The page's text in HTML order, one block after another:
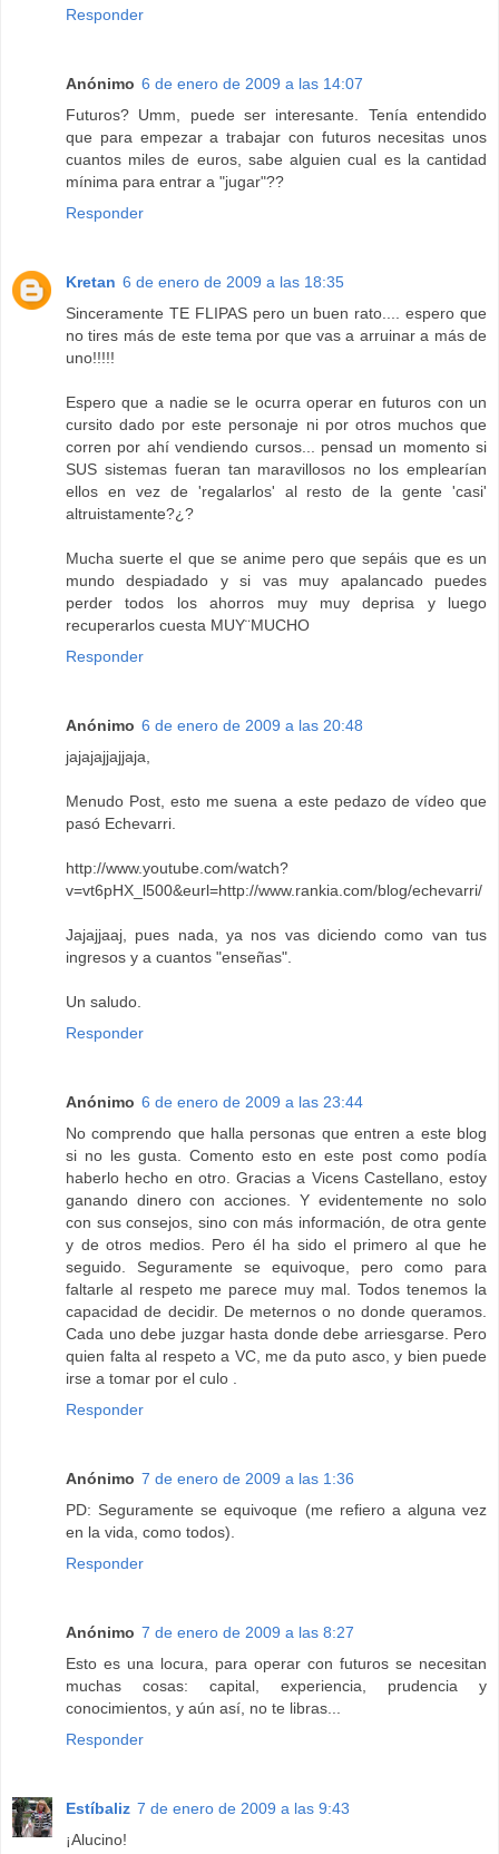
Responder
Anónimo 6 de enero de 2009 a las 14:07
Futuros? Umm, puede ser interesante. Tenía entendido
que para empezar a trabajar con futuros necesitas unos
cuantos miles de euros, sabe alguien cual es la cantidad
mínima para entrar a "jugar"??
Responder
Kretan 6 de enero de 2009 a las 18:35
Sinceramente TE FLIPAS pero un buen rato.... espero que
no tires más de este tema por que vas a arruinar a más de
uno!!!!!
Espero que a nadie se le ocurra operar en futuros con un
cursito dado por este personaje ni por otros muchos que
corren por ahí vendiendo cursos... pensad un momento si
SUS sistemas fueran tan maravillosos no los emplearían
ellos en vez de 'regalarlos' al resto de la gente 'casi'
altruistamente?¿?
Mucha suerte el que se anime pero que sepáis que es un
mundo despiadado y si vas muy apalancado puedes
perder todos los ahorros muy muy deprisa y luego
recuperarlos cuesta MUY¨MUCHO
Responder
Anónimo 6 de enero de 2009 a las 20:48
jajajajjajjaja,
Menudo Post, esto me suena a este pedazo de vídeo que
pasó Echevarri.
http://www.youtube.com/watch?
v=vt6pHX_l500&eurl=http://www.rankia.com/blog/echevarri/
Jajajjaaj, pues nada, ya nos vas diciendo como van tus
ingresos y a cuantos "enseñas".
Un saludo.
Responder
Anónimo 6 de enero de 2009 a las 23:44
No comprendo que halla personas que entren a este blog
si no les gusta. Comento esto en este post como podía
haberlo hecho en otro. Gracias a Vicens Castellano, estoy
ganando dinero con acciones. Y evidentemente no solo
con sus consejos, sino con más información, de otra gente
y de otros medios. Pero él ha sido el primero al que he
seguido. Seguramente se equivoque, pero como para
faltarle al respeto me parece muy mal. Todos tenemos la
capacidad de decidir. De meternos o no donde queramos.
Cada uno debe juzgar hasta donde debe arriesgarse. Pero
quien falta al respeto a VC, me da puto asco, y bien puede
irse a tomar por el culo .
Responder
Anónimo 7 de enero de 2009 a las 1:36
PD: Seguramente se equivoque (me refiero a alguna vez
en la vida, como todos).
Responder
Anónimo 7 de enero de 2009 a las 8:27
Esto es una locura, para operar con futuros se necesitan
muchas cosas: capital, experiencia, prudencia y
conocimientos, y aún así, no te libras...
Responder
Estíbaliz 7 de enero de 2009 a las 9:43
¡Alucino!